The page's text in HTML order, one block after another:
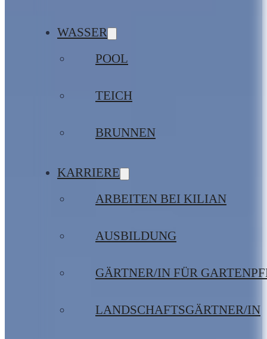
WASSER
POOL
TEICH
BRUNNEN
KARRIERE
ARBEITEN BEI KILIAN
AUSBILDUNG
GÄRTNER/IN FÜR
LANDSCHAFTSGÄRTNER/IN